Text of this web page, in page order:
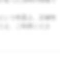
う性質上、正確性
、ご利用くださ